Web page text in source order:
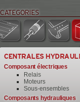
CATEGORIES
CENTRALES
Composant électriques
Relais
Moteurs
Sous-ensembles
Composants hydrauliques